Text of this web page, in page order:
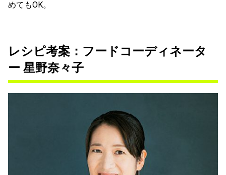
めてもOK。
レシピ考案：フードコーディネータ
ー 星野奈々子